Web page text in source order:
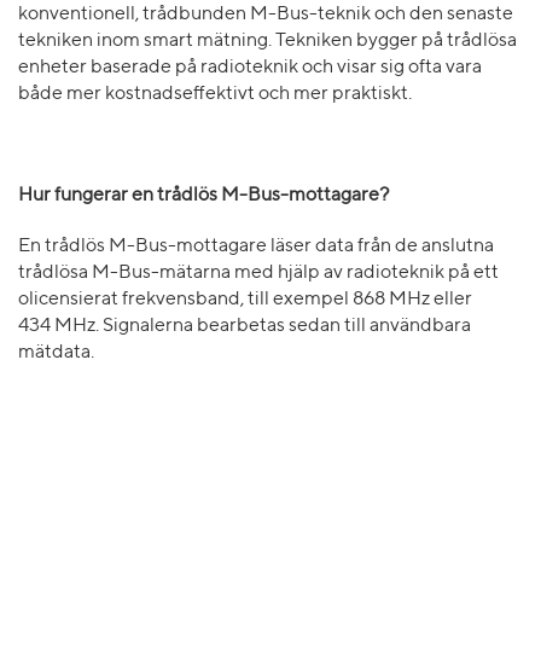
konventionell, trådbunden M-Bus-teknik och den senaste
tekniken inom smart mätning. Tekniken bygger på trådlösa
enheter baserade på radioteknik och visar sig ofta vara
både mer kostnadseffektivt och mer praktiskt.
Hur fungerar en trådlös M-Bus-mottagare?
En trådlös M-Bus-mottagare läser data från de anslutna
trådlösa M-Bus-mätarna med hjälp av radioteknik på ett
olicensierat frekvensband, till exempel 868 MHz eller
434 MHz. Signalerna bearbetas sedan till användbara
mätdata.